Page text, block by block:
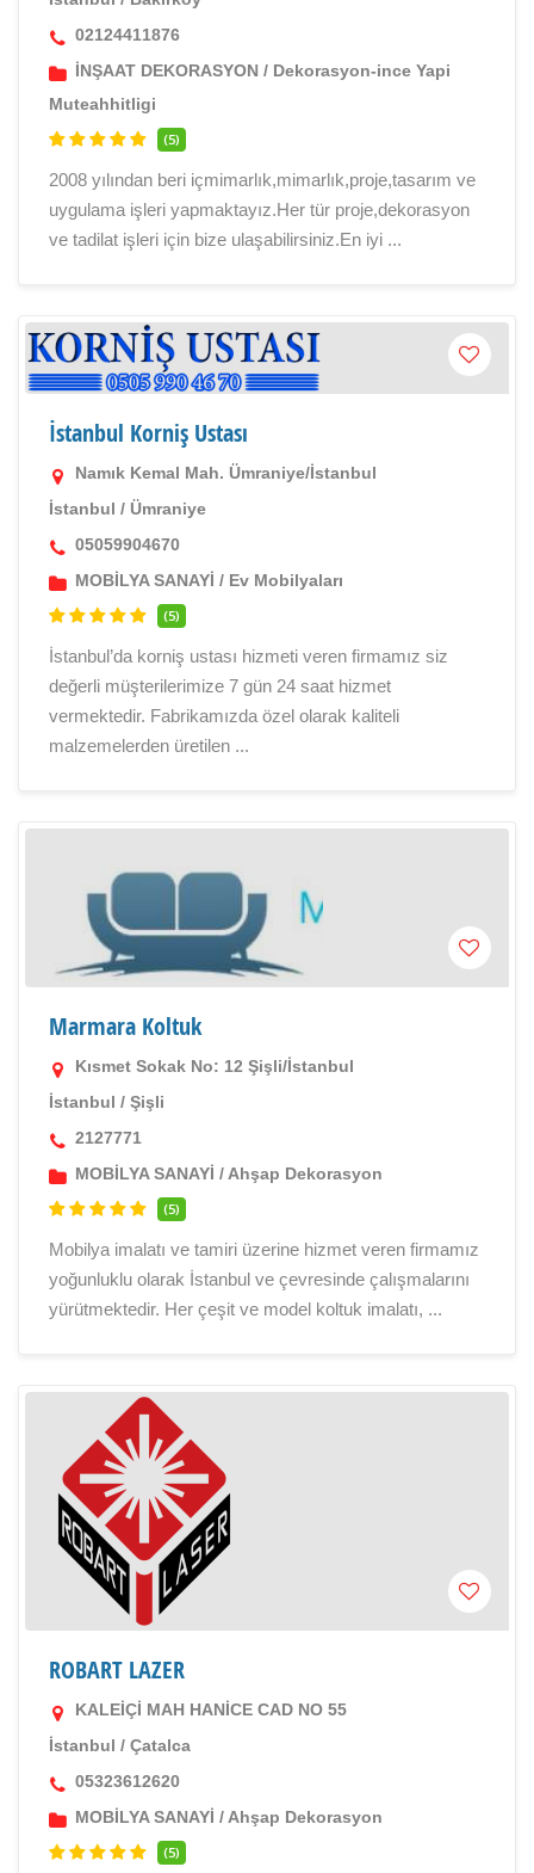
02124411876
İNŞAAT DEKORASYON / Dekorasyon-ince Yapi
Muteahhitligi
(5)
2008 yılından beri içmimarlık,mimarlık,proje,tasarım ve
uygulama işleri yapmaktayız.Her tür proje,dekorasyon
ve tadilat işleri için bize ulaşabilirsiniz.En iyi ...
İstanbul Korniş Ustası
Namık Kemal Mah. Ümraniye/İstanbul
İstanbul / Ümraniye
05059904670
MOBİLYA SANAYİ / Ev Mobilyaları
(5)
İstanbul’da korniş ustası hizmeti veren firmamız siz
değerli müşterilerimize 7 gün 24 saat hizmet
vermektedir. Fabrikamızda özel olarak kaliteli
malzemelerden üretilen ...
Marmara Koltuk
Kısmet Sokak No: 12 Şişli/İstanbul
İstanbul / Şişli
2127771
MOBİLYA SANAYİ / Ahşap Dekorasyon
(5)
Mobilya imalatı ve tamiri üzerine hizmet veren firmamız
yoğunluklu olarak İstanbul ve çevresinde çalışmalarını
yürütmektedir. Her çeşit ve model koltuk imalatı, ...
ROBART LAZER
KALEİÇİ MAH HANİCE CAD NO 55
İstanbul / Çatalca
05323612620
MOBİLYA SANAYİ / Ahşap Dekorasyon
(5)